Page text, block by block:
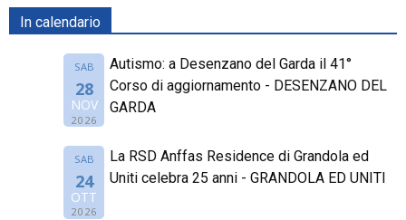
In calendario
SAB
28
NOV
2026
Autismo: a Desenzano del Garda il 41°
Corso di aggiornamento - DESENZANO DEL
GARDA
SAB
24
OTT
2026
La RSD Anffas Residence di Grandola ed
Uniti celebra 25 anni - GRANDOLA ED UNITI